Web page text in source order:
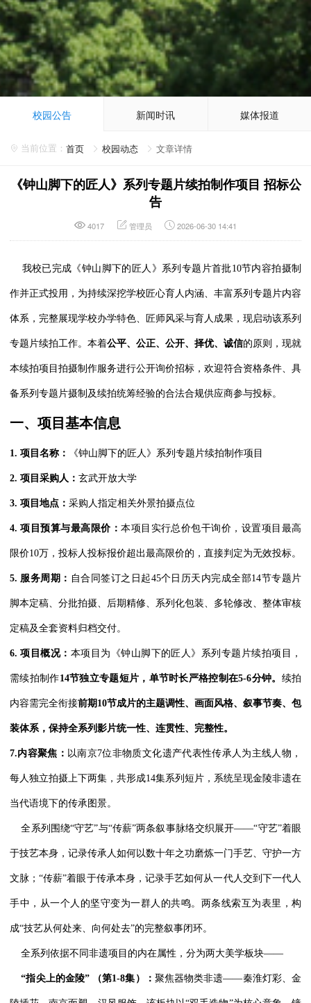
校园公告 新闻时讯 媒体报道
首页 校园动态 文章详情
《钟山脚下的匠人》系列专题片续拍制作项目 招标公
告
4017 管理员 2026-06-30 14:41
我校已完成《钟山脚下的匠人》系列专题片首批10节内容拍摄制
作并正式投用，为持续深挖学校匠心育人内涵、丰富系列专题片内容
体系，完整展现学校办学特色、匠师风采与育人成果，现启动该系列
专题片续拍工作。本着公平、公正、公开、择优、诚信的原则，现就
本续拍项目拍摄制作服务进行公开询价招标，欢迎符合资格条件、具
备系列专题片摄制及续拍统筹经验的合法合规供应商参与投标。
一、项目基本信息
1. 项目名称： 《钟山脚下的匠人》系列专题片续拍制作项目
2. 项目采购人： 玄武开放大学
3. 项目地点： 采购人指定相关外景拍摄点位
4.项目预算与最高限价：本项目实行总价包干询价，设置项目最高
限价10万，投标人投标报价超出最高限价的，直接判定为无效投标。
5. 服务周期： 自合同签订之日起45个日历天内完成全部14节专题片
脚本定稿、分批拍摄、后期精修、系列化包装、多轮修改、整体审核
定稿及全套资料归档交付。
6.项目概况： 本项目为《钟山脚下的匠人》系列专题片续拍项目，
需续拍制作14节独立专题短片，单节时长严格控制在5-6分钟。 续拍
内容需完全衔接前期10节成片的主题调性、画面风格、叙事节奏、包
装体系，保持全系列影片统一性、连贯性、完整性。
7.内容聚焦： 以南京7位非物质文化遗产代表性传承人为主线人物，
每人独立拍摄上下两集，共形成14集系列短片，系统呈现金陵非遗在
当代语境下的传承图景。
全系列围绕“守艺”与“传薪”两条叙事脉络交织展开——“守艺”着眼
于技艺本身，记录传承人如何以数十年之功磨炼一门手艺、守护一方
文脉；“传薪”着眼于传承本身，记录手艺如何从一代人交到下一代人
手中，从一个人的坚守变为一群人的共鸣。两条线索互为表里，构
成“技艺从何处来、向何处去”的完整叙事闭环。
全系列依据不同非遗项目的内在属性，分为两大美学板块——
“指尖上的金陵” （第1-8集）： 聚焦器物类非遗——秦淮灯彩、金